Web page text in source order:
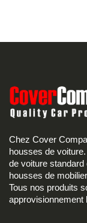
Chez Cover
housses de
de voiture
housses de
Tous nos produits
approvisionnement